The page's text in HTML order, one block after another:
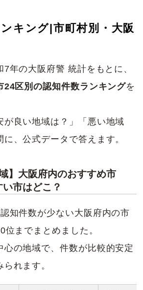
キング|市町村別・大阪
年の大阪府警 統計をもとに、
24区別の認知件数ランキングを
が良い地域は？」「悪い地域
、公式データで答えます。
】大阪府内のおすすめ市
市はどこ？
知件数が少ない大阪府内の市
位までまとめました。
心の地域で、件数が比較的安定
れます。